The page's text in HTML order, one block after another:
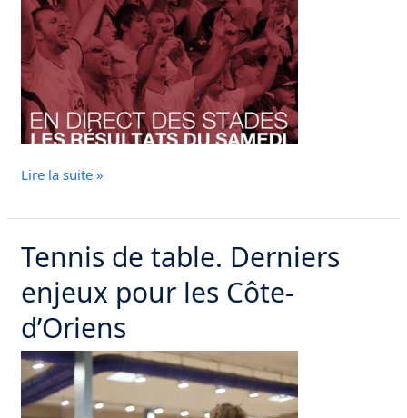
du
samedi
6
juin
Lire la suite »
Tennis de table. Derniers
enjeux pour les Côte-
d’Oriens
Tennis
de
table.
Derniers
enjeux
pour
les
Côte-